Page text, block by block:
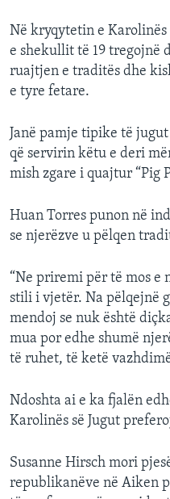
Në kryqytetin e
e shekullit të 19 tregojnë
ruajtjen e traditës dhe
e tyre fetare.
Janë pamje tipike të
që servirin këtu e deri
mish zgare i quajtur “Pig
Huan Torres punon në
se njerëzve u pëlqen
“Ne priremi për të mos e
stili i vjetër. Na pëlqejnë
mendoj se nuk është
mua por edhe shumë
të ruhet, të ketë
Ndoshta ai e ka fjalën
Karolinës së Jugut
Susanne Hirsch mori
republikanëve në Aiken